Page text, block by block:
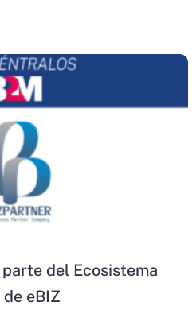
del Ecosistema
eBIZ